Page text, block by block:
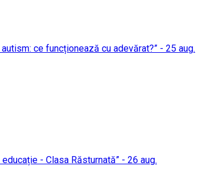
ce funcționează cu adevărat?” - 25 aug.
- Clasa Răsturnată” - 26 aug.